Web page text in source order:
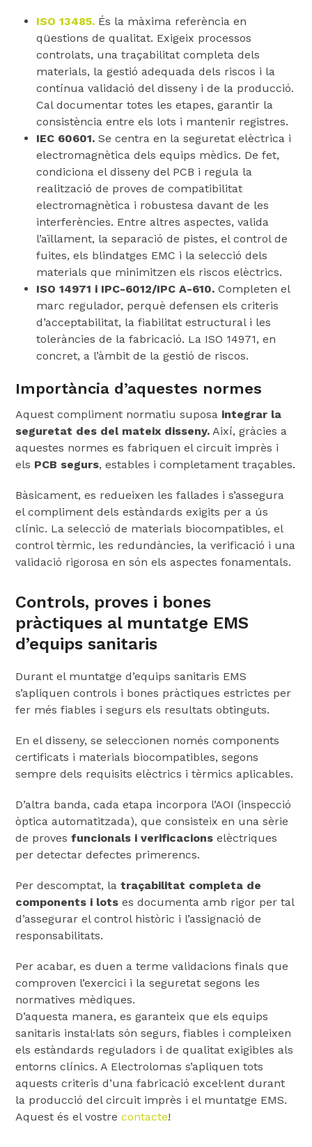
ISO 13485. És la màxima referència en
qüestions de qualitat. Exigeix ​​processos
controlats, una traçabilitat completa dels
materials, la gestió adequada dels riscos i la
contínua validació del disseny i de la producció.
Cal documentar totes les etapes, garantir la
consistència entre els lots i mantenir registres.
IEC 60601. Se centra en la seguretat elèctrica i
electromagnètica dels equips mèdics. De fet,
condiciona el disseny del PCB i regula la
realització de proves de compatibilitat
electromagnètica i robustesa davant de les
interferències. Entre altres aspectes, valida
l’aïllament, la separació de pistes, el control de
fuites, els blindatges EMC i la selecció dels
materials que minimitzen els riscos elèctrics.
ISO 14971 i IPC-6012/IPC A-610. Completen el
marc regulador, perquè defensen els criteris
d’acceptabilitat, la fiabilitat estructural i les
toleràncies de la fabricació. La ISO 14971, en
concret, a l’àmbit de la gestió de riscos.
Importància d’aquestes normes
Aquest compliment normatiu suposa integrar la
seguretat des del mateix disseny. Així, gràcies a
aquestes normes es fabriquen el circuit imprès i
els PCB segurs, estables i completament traçables.
Bàsicament, es redueixen les fallades i s’assegura
el compliment dels estàndards exigits per a ús
clínic. La selecció de materials biocompatibles, el
control tèrmic, les redundàncies, la verificació i una
validació rigorosa en són els aspectes fonamentals.
Controls, proves i bones
pràctiques al muntatge EMS
d’equips sanitaris
Durant el muntatge d’equips sanitaris EMS
s’apliquen controls i bones pràctiques estrictes per
fer més fiables i segurs els resultats obtinguts.
En el disseny, se seleccionen només components
certificats i materials biocompatibles, segons
sempre dels requisits elèctrics i tèrmics aplicables.
D’altra banda, cada etapa incorpora l’AOI (inspecció
òptica automatitzada), que consisteix en una sèrie
de proves funcionals i verificacions elèctriques
per detectar defectes primerencs.
Per descomptat, latraçabilitat completa de
components i lots es documenta amb rigor per tal
d’assegurar el control històric i l’assignació de
responsabilitats.
Per acabar, es duen a terme validacions finals que
comproven l’exercici i la seguretat segons les
normatives mèdiques.
D’aquesta manera, es garanteix que els equips
sanitaris instal·lats són segurs, fiables i compleixen
els estàndards reguladors i de qualitat exigibles als
entorns clínics. A Electrolomas s’apliquen tots
aquests criteris d’una fabricació excel·lent durant
la producció del circuit imprès i el muntatge EMS.
Aquest és el vostre contacte!